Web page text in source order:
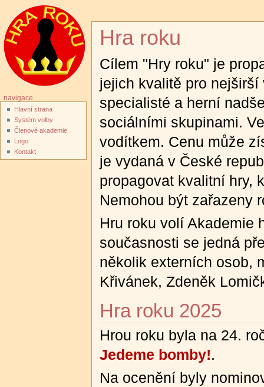
Hra roku
Cílem "Hry roku" je
jejich kvalitě pro
specialisté a herní
sociálními skupinami.
vodítkem. Cenu může
je vydaná v České
propagovat kvalitní hry,
Nemohou být zařazeny
Hru roku volí Akademie
současnosti se jedná
několik externích osob,
Křivánek, Zdeněk
Hra roku 2025
Hrou roku byla na 24.
Jedeme bomby!.
Na ocenění byly
navigace
Hlavní strana
Systém volby
Členové akademie
Logo
Kontakt